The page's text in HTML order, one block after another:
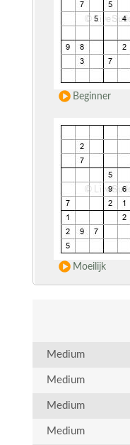
Beginner
Moeilijk
Medium
Medium
Medium
Medium